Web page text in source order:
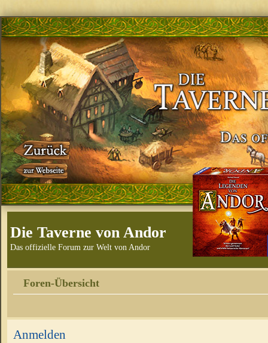
Die Taverne von Andor
Das offizielle Forum zur Welt von Andor
Foren-Übersicht
Anmelden